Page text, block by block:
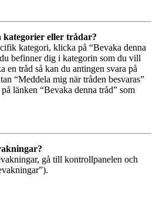
eller trådar?
kategori, klicka på “Bevaka denna
befinner dig i kategorin som du vill
en tråd så kan du antingen svara på
“Meddela mig när tråden besvaras”
länken “Bevaka denna tråd” som
gå till kontrollpanelen och